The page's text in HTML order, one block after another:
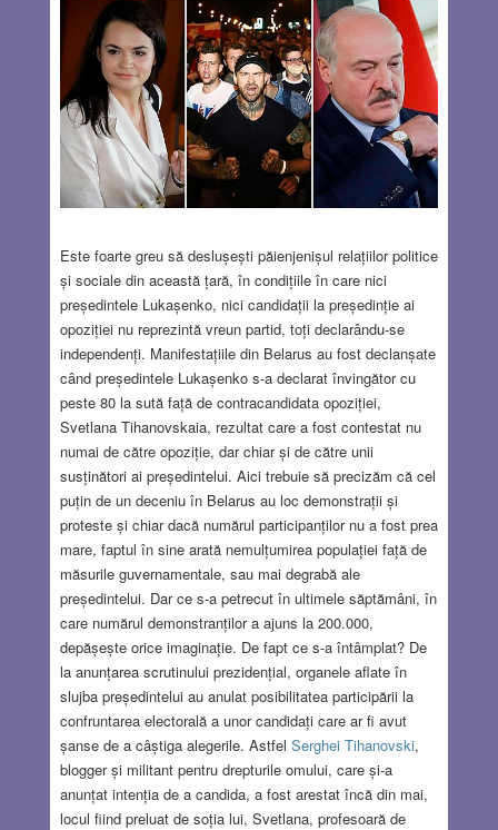
Este foarte greu să deslușești păienjenișul relațiilor politice
și sociale din această țară, în condițiile în care nici
președintele Lukașenko, nici candidații la președinție ai
opoziției nu reprezintă vreun partid, toți declarându-se
independenți. Manifestațiile din Belarus au fost declanșate
când președintele Lukașenko s-a declarat învingător cu
peste 80 la sută față de contracandidata opoziției,
Svetlana Tihanovskaia, rezultat care a fost contestat nu
numai de către opoziție, dar chiar și de către unii
susținători ai președintelui. Aici trebuie să precizăm că cel
puțin de un deceniu în Belarus au loc demonstrații și
proteste și chiar dacă numărul participanților nu a fost prea
mare, faptul în sine arată nemulțumirea populației față de
măsurile guvernamentale, sau mai degrabă ale
președintelui. Dar ce s-a petrecut în ultimele săptămâni, în
care numărul demonstranților a ajuns la 200.000,
depășește orice imaginație. De fapt ce s-a întâmplat? De
la anunțarea scrutinului prezidențial, organele aflate în
slujba președintelui au anulat posibilitatea participării la
confruntarea electorală a unor candidați care ar fi avut
șanse de a câștiga alegerile. Astfel Serghei Tihanovski,
blogger și militant pentru drepturile omului, care și-a
anunțat intenția de a candida, a fost arestat încă din mai,
locul fiind preluat de soția lui, Svetlana, profesoară de